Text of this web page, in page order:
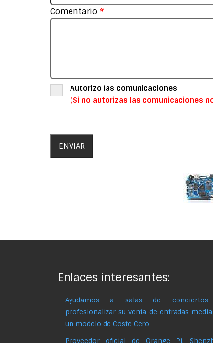
Comentario *
Autorizo las comunicaciones
(Si no autorizas las comunicaciones
Enlaces interesantes:
Ayudamos a salas de
profesionalizar su venta de entradas
un modelo de Coste Cero
Proveedor oficial de Orange Pi,